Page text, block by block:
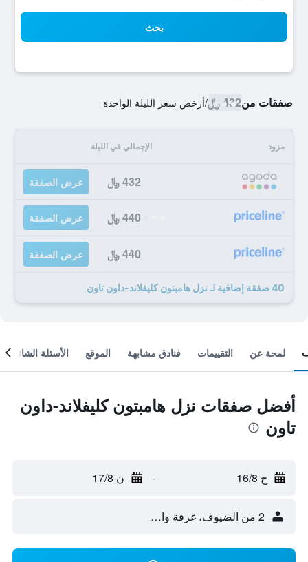
بحث
صفقات من432 ﷼ /أرخص سعر الليلة الواحدة
مزود الإجمالي في الليلة
432 ﷼ عرض الصفقة
440 ﷼ عرض الصفقة
440 ﷼ عرض الصفقة
40 صفقة إضافية لـ نزل هامبتون كليفلاند-داون تاون
لمحة عن التقييمات فنادق مشابهة الموقع الأسئلة الشائعة
أفضل صفقات نزل هامبتون كليفلاند-داون
تاون
ح 16/8 - ن 17/8
2 من الضيوف، غرفة واحدة